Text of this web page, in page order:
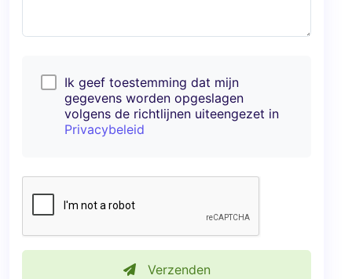
Ik geef toestemming dat mijn
gegevens worden opgeslagen
volgens de richtlijnen uiteengezet in
Privacybeleid
Verzenden